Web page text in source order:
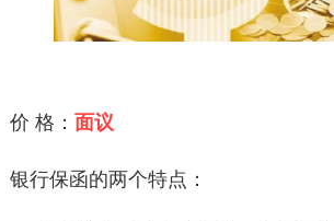
价 格： 面议
银行保函的两个特点：